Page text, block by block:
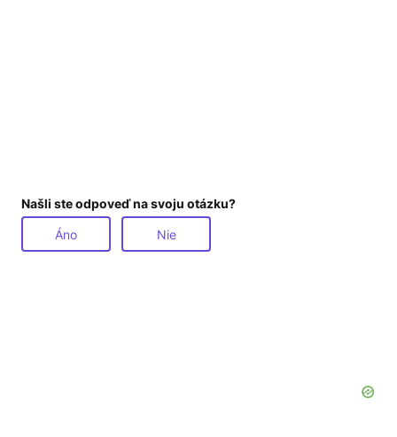
Našli ste odpoveď na svoju otázku?
Áno Nie